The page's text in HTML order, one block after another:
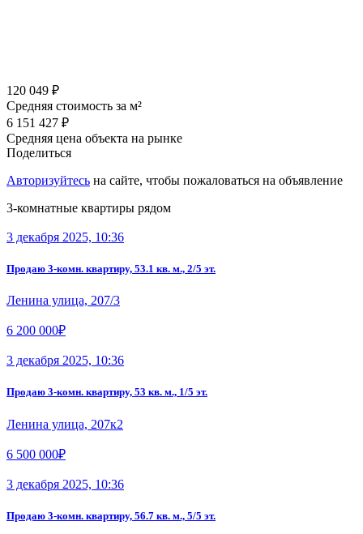
120 049 ₽
Средняя стоимость за м²
6 151 427 ₽
Средняя цена объекта на рынке
Поделиться
Авторизуйтесь на сайте, чтобы пожаловаться на объявление
3-комнатные квартиры рядом
3 декабря 2025, 10:36
Продаю 3-комн. квартиру, 53.1 кв. м., 2/5 эт.
Ленина улица, 207/3
6 200 000₽
3 декабря 2025, 10:36
Продаю 3-комн. квартиру, 53 кв. м., 1/5 эт.
Ленина улица, 207к2
6 500 000₽
3 декабря 2025, 10:36
Продаю 3-комн. квартиру, 56.7 кв. м., 5/5 эт.